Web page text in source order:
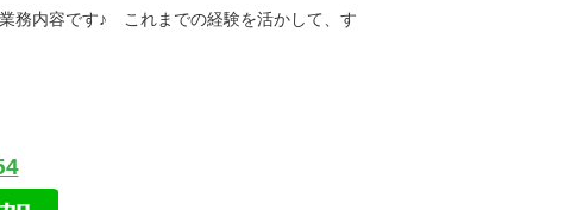
務内容です♪ これまでの経験を活かして、す